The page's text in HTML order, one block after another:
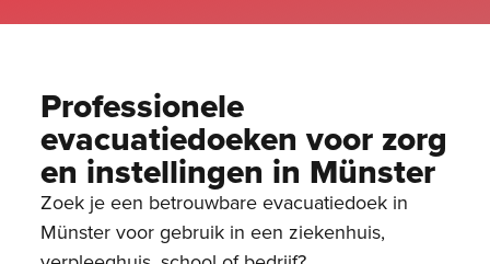
Professionele
evacuatiedoeken voor zorg
en instellingen in Münster
Zoek je een betrouwbare evacuatiedoek in
Münster voor gebruik in een ziekenhuis,